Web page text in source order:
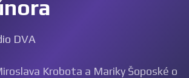
DVA
Krobota a Mariky Šoposké o